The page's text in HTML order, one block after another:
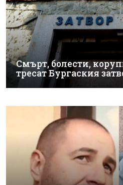
Смърт, болести,
тресат Бургаския